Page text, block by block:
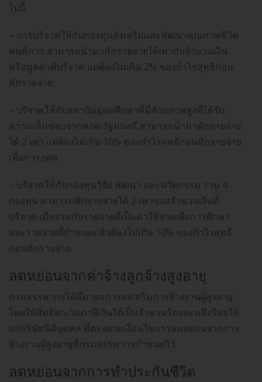
ไปนี้
– การบริจาคให้กับกองทุนส่งเสริมและพัฒนาคุณภาพชีวิต
คนพิการ สามารถนำมาหักรายจ่ายได้เท่ากับจำนวนเงิน
หรือมูลค่าที่บริจาค แต่ต้องไม่เกิน 2% ของกำไรสุทธิก่อน
หักรายจ่าย
– บริจาคให้กับสถาบันอุดมศึกษาที่มีศักยภาพสูงที่ได้รับ
ความเห็นชอบจากคณะรัฐมนตรี สามารถนำมาหักรายจ่าย
ได้ 2 เท่า แต่ต้องไม่เกิน 10% ของกำไรสุทธิก่อนหักรายจ่าย
เพื่อการกุศล
– บริจาคให้กับกองทุนวิจัย พัฒนา และนวัตกรรม รวม 4
กองทุน สามารถหักรายจ่ายได้ 2 เท่าของจำนวนเงินที่
บริจาค เมื่อรวมกับรายจ่ายที่เป็นค่าใช้จ่ายเพื่อการศึกษา
และรายจ่ายที่กำหนดแล้วต้องไม่เกิน 10% ของกำไรสุทธิ
ก่อนหักรายจ่าย
ลดหย่อนจากค่าจ้างลูกจ้างสูงอายุ
กรมสรรพากรได้มีมาตรการส่งเสริมการจ้างงานผู้สูงอายุ
โดยให้สิทธิยกเว้นภาษีเงินได้เป็นจำนวนร้อยละหนึ่งร้อยให้
แก่บริษัทนิติบุคคล ที่ตรงตามเงื่อนไขการลดหย่อนจากการ
จ้างงานผู้สูงอายุที่กรมสรรพากรกำหนดไว้
ลดหย่อนจากการทำประกันชีวิต